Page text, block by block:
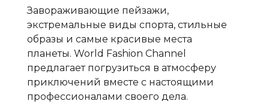
Завораживающие пейзажи,
экстремальные виды спорта, стильные
образы и самые красивые места
планеты. World Fashion Channel
предлагает погрузиться в атмосферу
приключений вместе c настоящими
профессионалами своего дела.